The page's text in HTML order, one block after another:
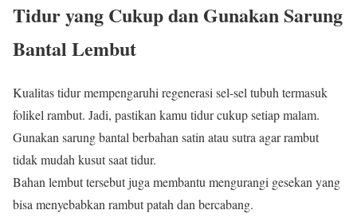
Tidur yang Cukup dan Gunakan Sarung
Bantal Lembut
Kualitas tidur mempengaruhi regenerasi sel-sel tubuh termasuk
folikel rambut. Jadi, pastikan kamu tidur cukup setiap malam.
Gunakan sarung bantal berbahan satin atau sutra agar rambut
tidak mudah kusut saat tidur.
Bahan lembut tersebut juga membantu mengurangi gesekan yang
bisa menyebabkan rambut patah dan bercabang.